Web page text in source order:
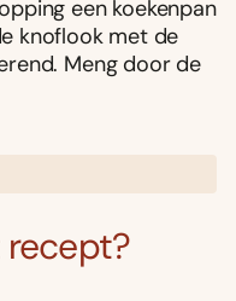
een koekenpan
knoflook met de
Meng door de
recept?